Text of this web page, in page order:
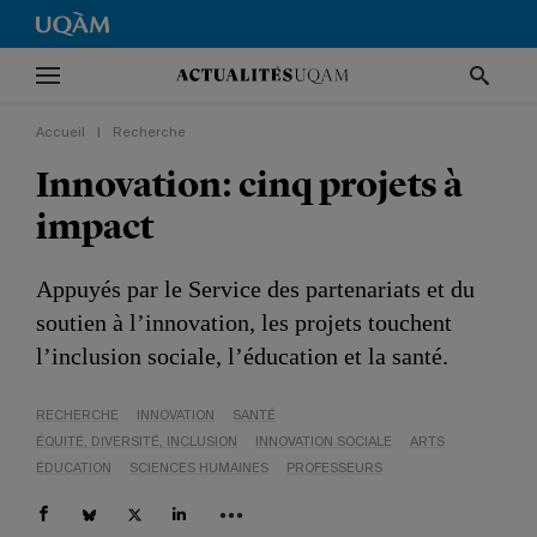
Accueil Recherche
Innovation: cinq projets à
impact
Appuyés par le Service des partenariats et du
soutien à l’innovation, les projets touchent
l’inclusion sociale, l’éducation et la santé.
RECHERCHE INNOVATION
SANTÉ
ÉQUITÉ, DIVERSITÉ, INCLUSION
INNOVATION SOCIALE
ARTS
ÉDUCATION
SCIENCES HUMAINES PROFESSEURS